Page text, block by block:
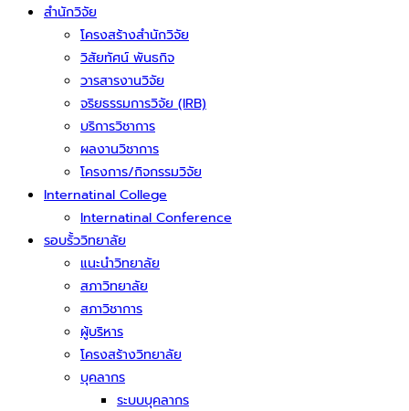
สำนักวิจัย
โครงสร้างสำนักวิจัย
วิสัยทัศน์ พันธกิจ
วารสารงานวิจัย
จริยธรรมการวิจัย (IRB)
บริการวิชาการ
ผลงานวิชาการ
โครงการ/กิจกรรมวิจัย
Internatinal College
Internatinal Conference
รอบรั้ววิทยาลัย
แนะนำวิทยาลัย
สภาวิทยาลัย
สภาวิชาการ
ผู้บริหาร
โครงสร้างวิทยาลัย
บุคลากร
ระบบบุคลากร